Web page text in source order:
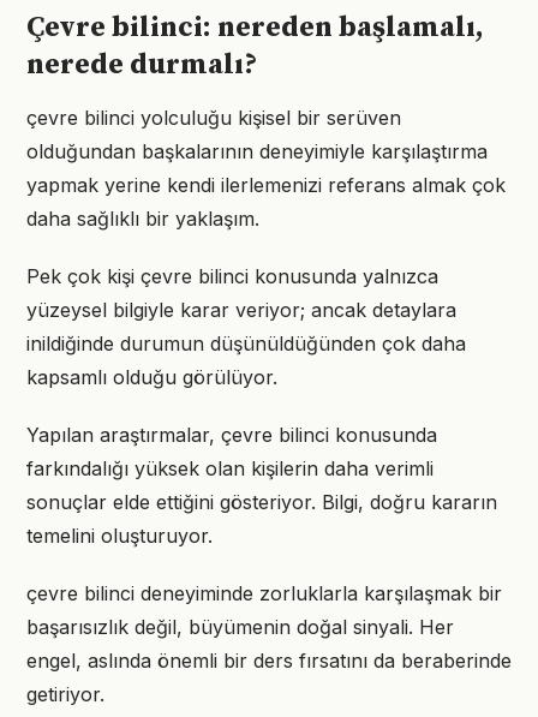
Çevre bilinci: nereden başlamalı,
nerede durmalı?
çevre bilinci yolculuğu kişisel bir serüven
olduğundan başkalarının deneyimiyle karşılaştırma
yapmak yerine kendi ilerlemenizi referans almak çok
daha sağlıklı bir yaklaşım.
Pek çok kişi çevre bilinci konusunda yalnızca
yüzeysel bilgiyle karar veriyor; ancak detaylara
inildiğinde durumun düşünüldüğünden çok daha
kapsamlı olduğu görülüyor.
Yapılan araştırmalar, çevre bilinci konusunda
farkındalığı yüksek olan kişilerin daha verimli
sonuçlar elde ettiğini gösteriyor. Bilgi, doğru kararın
temelini oluşturuyor.
çevre bilinci deneyiminde zorluklarla karşılaşmak bir
başarısızlık değil, büyümenin doğal sinyali. Her
engel, aslında önemli bir ders fırsatını da beraberinde
getiriyor.